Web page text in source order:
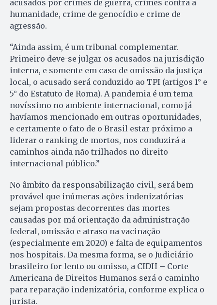
acusados por crimes de guerra, crimes contra a
humanidade, crime de genocídio e crime de
agressão.
“Ainda assim, é um tribunal complementar.
Primeiro deve-se julgar os acusados na jurisdição
interna, e somente em caso de omissão da justiça
local, o acusado será conduzido ao TPI (artigos 1° e
5° do Estatuto de Roma). A pandemia é um tema
novíssimo no ambiente internacional, como já
havíamos mencionado em outras oportunidades,
e certamente o fato de o Brasil estar próximo a
liderar o ranking de mortos, nos conduzirá a
caminhos ainda não trilhados no direito
internacional público.”
No âmbito da responsabilização civil, será bem
provável que inúmeras ações indenizatórias
sejam propostas decorrentes das mortes
causadas por má orientação da administração
federal, omissão e atraso na vacinação
(especialmente em 2020) e falta de equipamentos
nos hospitais. Da mesma forma, se o Judiciário
brasileiro for lento ou omisso, a CIDH – Corte
Americana de Direitos Humanos será o caminho
para reparação indenizatória, conforme explica o
jurista.